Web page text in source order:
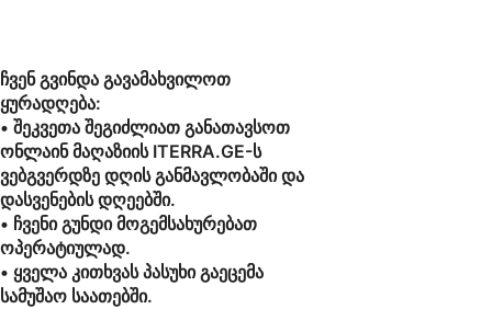
ჩვენ გვინდა გავამახვილოთ
ყურადღება:
• შეკვეთა შეგიძლიათ განათავსოთ
ონლაინ მაღაზიის ITERRA.GE-ს
ვებგვერდზე დღის განმავლობაში და
დასვენების დღეებში.
• ჩვენი გუნდი მოგემსახურებათ
ოპერატიულად.
• ყველა კითხვას პასუხი გაეცემა
სამუშაო საათებში.